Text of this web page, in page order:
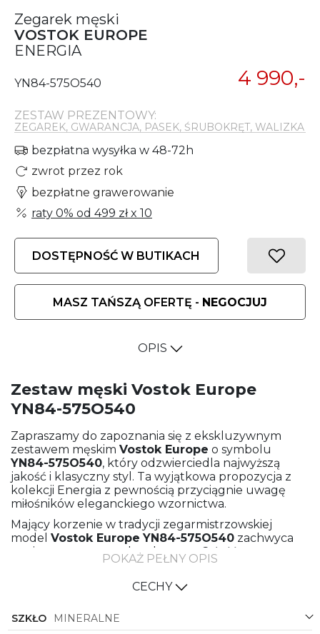
Zegarek męski
VOSTOK EUROPE
ENERGIA
YN84-575O540 4 990,-
ZESTAW PREZENTOWY:
ZEGAREK, GWARANCJA, PASEK, ŚRUBOKRĘT, WALIZKA
bezpłatna wysyłka w 48-72h
zwrot przez rok
bezpłatne grawerowanie
raty 0% od 499 złx 10
DOSTĘPNOŚĆ W BUTIKACH
MASZ TAŃSZĄ OFERTĘ - NEGOCJUJ
OPIS
Zestaw męski Vostok Europe
YN84-575O540
Zapraszamy do zapoznania się z ekskluzywnym
zestawem męskim Vostok Europe o symbolu
YN84-575O540, który odzwierciedla najwyższą
jakość i klasyczny styl. Ta wyjątkowa propozycja z
kolekcji Energia z pewnością przyciągnie uwagę
miłośników eleganckiego wzornictwa.
Mający korzenie w tradycji zegarmistrzowskiej
model Vostok Europe YN84-575O540 zachwyca
swoim wytwornym charakterem. Całość utrzymana
jest w stonowanych, eleganckich barwach -
brązowej koperty i skórzanego paska w tym samym
kolorze, które nadają całości wyjątkowej klasy.
brązu stanowi doskonałe dopełnienie, tworząc
POKAŻ PEŁNY OPIS
CECHY
SZKŁO
MINERALNE